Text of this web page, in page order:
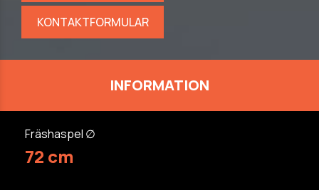
KONTAKTFORMULAR
INFORMATION
Fräshaspel ∅
72 cm